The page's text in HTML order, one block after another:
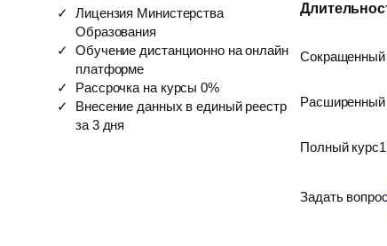
Лицензия Министерства
Образования
Обучение дистанционно на онлайн
платформе
Рассрочка на курсы 0%
Внесение данных в единый реестр
за 3 дня
Сокращенный
Расширенный
Полный курс
Задать вопрос